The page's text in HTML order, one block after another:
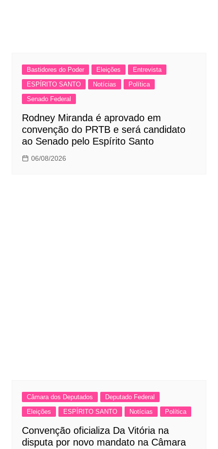
Bastidores do Poder Eleições
Entrevista
ESPÍRITO SANTO
Notícias
Política
Senado Federal
Rodney Miranda é aprovado em
convenção do PRTB e será candidato
ao Senado pelo Espírito Santo
06/08/2026
Câmara dos Deputados
Deputado Federal
Eleições
ESPÍRITO SANTO Notícias Política
Convenção oficializa Da Vitória na
disputa por novo mandato na Câmara